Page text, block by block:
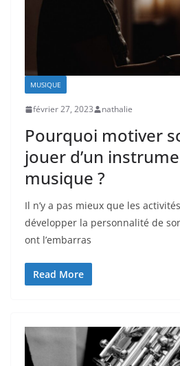
MUSIQUE
février 27, 2023 nathalie
Pourquoi motiver
jouer d’un
musique ?
Il n’y a pas mieux que les
développer la personnalité de
ont l’embarras
Read More